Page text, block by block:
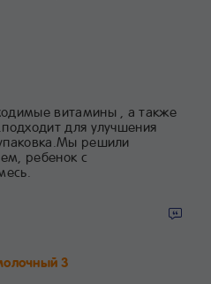
витамины , а также
для улучшения
решили
ребенок с
3